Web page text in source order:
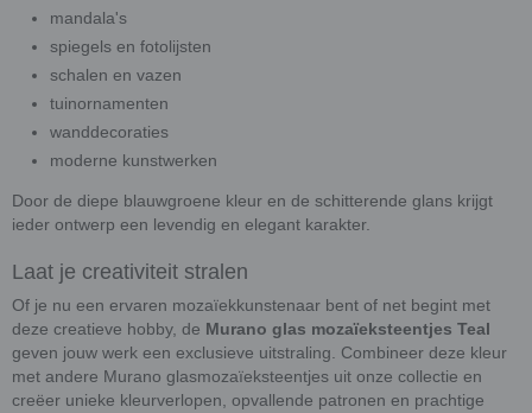
mandala's
spiegels en fotolijsten
schalen en vazen
tuinornamenten
wanddecoraties
moderne kunstwerken
Door de diepe blauwgroene kleur en de schitterende glans krijgt
ieder ontwerp een levendig en elegant karakter.
Laat je creativiteit stralen
Of je nu een ervaren mozaïekkunstenaar bent of net begint met
deze creatieve hobby, de Murano glas mozaïeksteentjes Teal
geven jouw werk een exclusieve uitstraling. Combineer deze kleur
met andere Murano glasmozaïeksteentjes uit onze collectie en
creëer unieke kleurverlopen, opvallende patronen en prachtige